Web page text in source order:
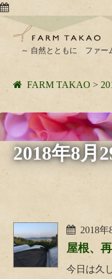
～ 自然とともに ファー
FARM TAKAO >
2018年8月
2018年
屋根、
今日は久